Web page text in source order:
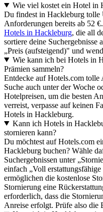
Wie viel kostet ein Hotel in
Du findest in Hackleburg tolle
Anforderungen bereits ab 52
Hotels in Hackleburg, die all
sortiere deine Suchergebnisse
„Preis (aufsteigend)" und
Wie kann ich bei Hotels in
Prämien sammeln?
Entdecke auf Hotels.com
Suche auch unter der Woche
Hotelpreisen, um die besten
verreist, verpasse auf keinen
Hotels in Hackleburg.
Kann ich Hotels in
stornieren kann?
Du möchtest auf Hotels.com
Hackleburg buchen? Wähle
Suchergebnissen unter
einfach „Voll
ermöglichen die kostenlose
Stornierung eine
erforderlich, dass die
Anreise erfolgt. Prüfe also die